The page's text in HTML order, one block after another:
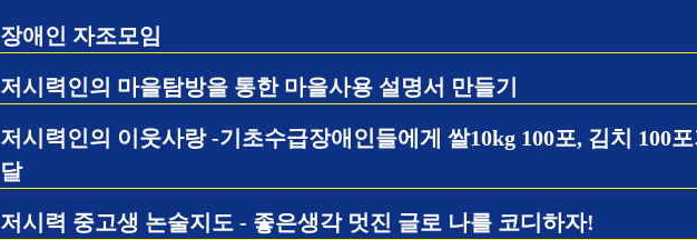
장애인 자조모임
저시력인의 마을탐방을 통한 마을사용 설명서 만들기
저시력인의 이웃사랑 -기초수급장애인들에게 쌀10kg 100포, 김치 100
달
저시력 중고생 논술지도 - 좋은생각 멋진 글로 나를 코디하자!